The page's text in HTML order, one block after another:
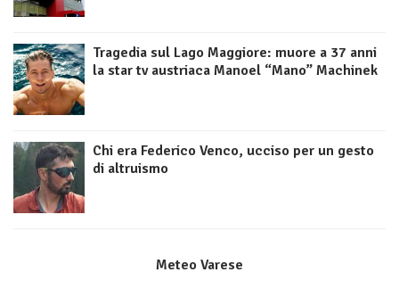
Tragedia sul Lago Maggiore: muore a 37 anni
la star tv austriaca Manoel “Mano” Machinek
Chi era Federico Venco, ucciso per un gesto
di altruismo
Meteo Varese